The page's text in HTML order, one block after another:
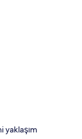
yaklaşım